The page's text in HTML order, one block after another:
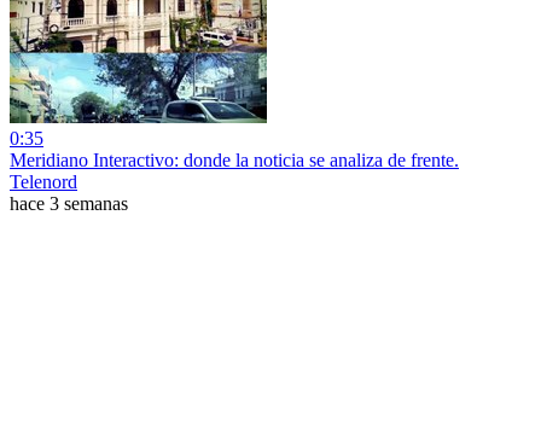
0:35
Meridiano Interactivo: donde la noticia se analiza de frente.
Telenord
hace 3 semanas